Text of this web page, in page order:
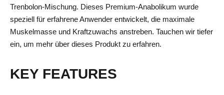
Trenbolon-Mischung. Dieses Premium-Anabolikum wurde
speziell für erfahrene Anwender entwickelt, die maximale
Muskelmasse und Kraftzuwachs anstreben. Tauchen wir tiefer
ein, um mehr über dieses Produkt zu erfahren.
KEY FEATURES